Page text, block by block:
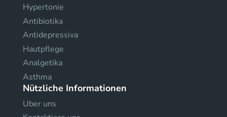
Hypertonie
Antibiotika
Antidepressiva
Hautpflege
Analgetika
Asthma
Nützliche Informationen
Uber uns